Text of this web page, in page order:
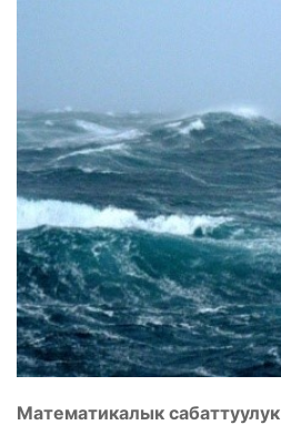
Математикалык сабаттуулук